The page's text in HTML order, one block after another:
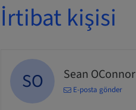
İrtibat kişisi
SO Sean OConnor
E-posta gönder